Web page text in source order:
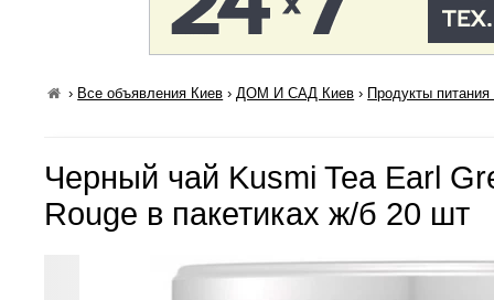
› Все объявления Киев ›ДОМ И САД Киев › Продукты
Черный чай Kusmi Tea Earl
Rouge в пакетиках ж/б 20 шт